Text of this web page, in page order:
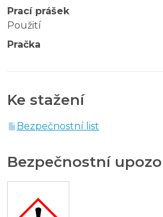
Prací prášek
Použití
Pračka
Ke stažení
Bezpečnostní list
Bezpečnostní